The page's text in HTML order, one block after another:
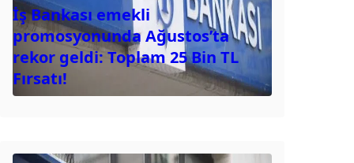
İş Bankası emekli
promosyonunda Ağustos’ta
rekor geldi: Toplam 25 Bin TL
Fırsatı!